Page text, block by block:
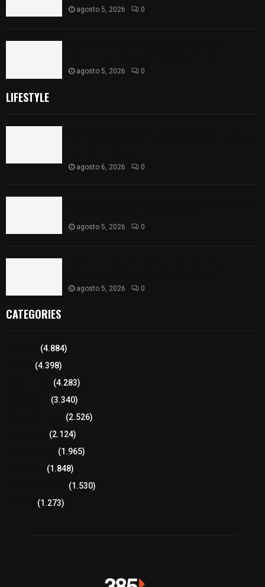
agosto 5, 2026 0
agosto 5, 2026 0
LIFESTYLE
agosto 6, 2026 0
agosto 5, 2026 0
agosto 5, 2026 0
CATEGORIES
(4.884)
(4.398)
(4.283)
(3.340)
(2.526)
(2.124)
(1.965)
(1.848)
(1.530)
(1.273)